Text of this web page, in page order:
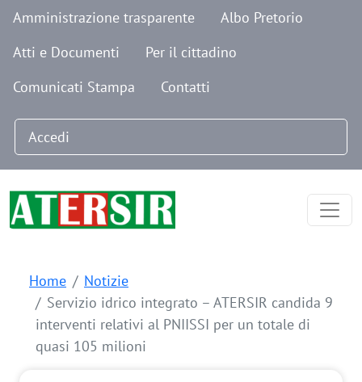
Salta al contenuto principale
Navigazione secondaria
Amministrazione trasparente
Albo Pretorio
Atti e Documenti
Per il cittadino
Comunicati Stampa
Contatti
Menu profilo utente
Accedi
Home
Notizie
Servizio idrico integrato – ATERSIR candida 9
interventi relativi al PNIISSI per un totale di
quasi 105 milioni